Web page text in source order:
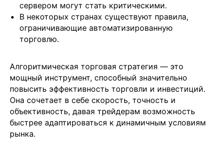
сервером могут стать критическими.
В некоторых странах существуют правила,
ограничивающие автоматизированную
торговлю.
Алгоритмическая торговая стратегия — это
мощный инструмент, способный значительно
повысить эффективность торговли и инвестиций.
Она сочетает в себе скорость, точность и
объективность, давая трейдерам возможность
быстрее адаптироваться к динамичным условиям
рынка.
Отправить заявку